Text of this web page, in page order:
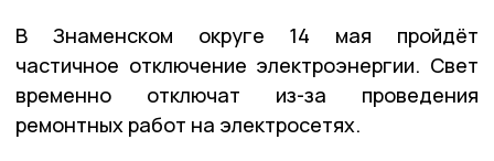
В Знаменском округе 14 мая пройдёт
частичное отключение электроэнергии. Свет
временно отключат из-за проведения
ремонтных работ на электросетях.